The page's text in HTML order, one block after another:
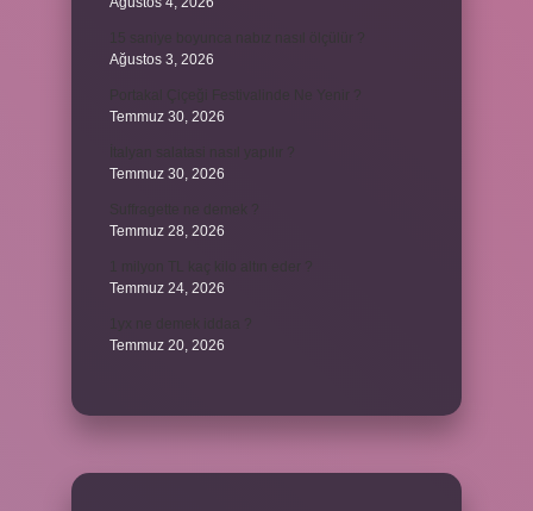
Ağustos 3, 2026
Temmuz 30, 2026
Temmuz 30, 2026
Temmuz 28, 2026
Temmuz 24, 2026
Temmuz 20, 2026